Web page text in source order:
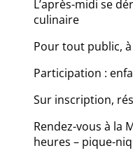
L’après-midi se
culinaire
Pour tout public,
Participation :
Sur inscription,
Rendez-vous à la
heures – pique-